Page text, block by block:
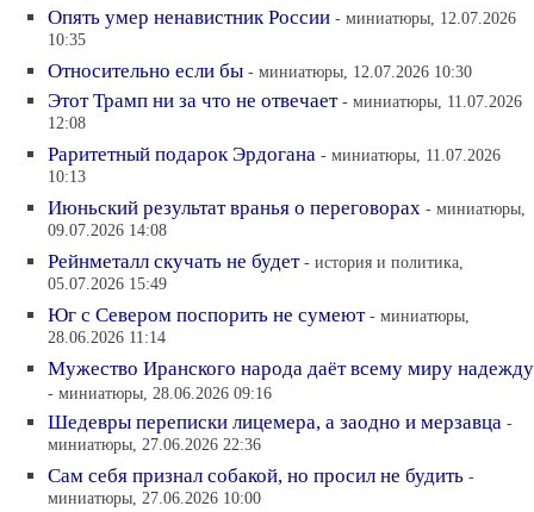
Опять умер ненавистник России - миниатюры, 12.07.2026
10:35
Относительно если бы - миниатюры, 12.07.2026 10:30
Этот Трамп ни за что не отвечает - миниатюры, 11.07.2026
12:08
Раритетный подарок Эрдогана - миниатюры, 11.07.2026
10:13
Июньский результат вранья о переговорах - миниатюры,
09.07.2026 14:08
Рейнметалл скучать не будет - история и политика,
05.07.2026 15:49
Юг с Севером поспорить не сумеют - миниатюры,
28.06.2026 11:14
Мужество Иранского народа даёт всему миру надежду
- миниатюры, 28.06.2026 09:16
Шедевры переписки лицемера, а заодно и мерзавца -
миниатюры, 27.06.2026 22:36
Сам себя признал собакой, но просил не будить -
миниатюры, 27.06.2026 10:00